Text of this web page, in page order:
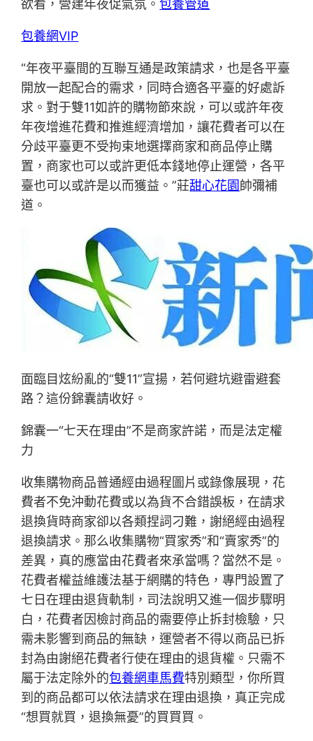
欲看，營建年夜促氣氛。包養管道
包養網VIP
“年夜平臺間的互聯互通是政策請求，也是各平臺
開放一起配合的需求，同時合適各平臺的好處訴
求。對于雙11如許的購物節來說，可以或許年夜
年夜增進花費和推進經濟增加，讓花費者可以在
分歧平臺更不受拘束地選擇商家和商品停止購
置，商家也可以或許更低本錢地停止運營，各平
臺也可以或許是以而獲益。”莊甜心花園帥彌補
道。
面臨目炫紛亂的“雙11”宣揚，若何避坑避雷避套
路？這份錦囊請收好。
錦囊一“七天在理由”不是商家許諾，而是法定權
力
收集購物商品普通經由過程圖片或錄像展現，花
費者不免沖動花費或以為貨不合錯誤板，在請求
退換貨時商家卻以各類捏詞刁難，謝絕經由過程
退換請求。那么收集購物“買家秀”和“賣家秀”的
差異，真的應當由花費者來承當嗎？當然不是。
花費者權益維護法基于網購的特色，專門設置了
七日在理由退貨軌制，司法說明又進一個步驟明
白，花費者因檢討商品的需要停止拆封檢驗，只
需未影響到商品的無缺，運營者不得以商品已拆
封為由謝絕花費者行使在理由的退貨權。只需不
屬于法定除外的包養網車馬費特別類型，你所買
到的商品都可以依法請求在理由退換，真正完成
“想買就買，退換無憂”的買買買。